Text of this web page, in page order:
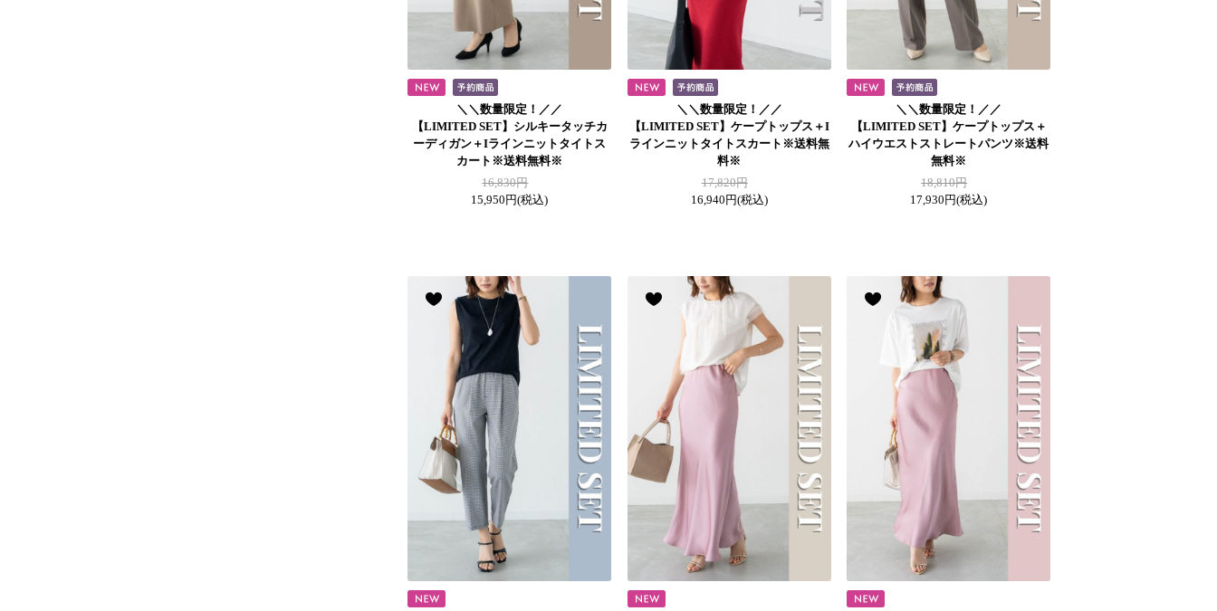
＼＼数量限定！／／
【LIMITED SET】シルキータッチカ
ーディガン＋Iラインニットタイトス
カート※送料無料※
16,830円
15,950円(税込)
＼＼数量限定！／／
【LIMITED SET】ケープトップス＋I
ラインニットタイトスカート※送料無
料※
17,820円
16,940円(税込)
＼＼数量限定！／／
【LIMITED SET】ケープトップス＋
ハイウエストストレートパンツ※送料
無料※
18,810円
17,930円(税込)